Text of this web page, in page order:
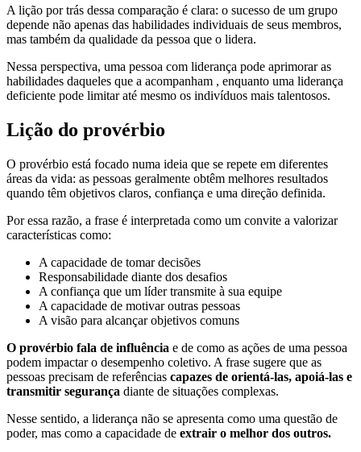
A lição por trás dessa comparação é clara: o sucesso de um grupo
depende não apenas das habilidades individuais de seus membros,
mas também da qualidade da pessoa que o lidera.
Nessa perspectiva, uma pessoa com liderança pode aprimorar as
habilidades daqueles que a acompanham , enquanto uma liderança
deficiente pode limitar até mesmo os indivíduos mais talentosos.
Lição do provérbio
O provérbio está focado numa ideia que se repete em diferentes
áreas da vida: as pessoas geralmente obtêm melhores resultados
quando têm objetivos claros, confiança e uma direção definida.
Por essa razão, a frase é interpretada como um convite a valorizar
características como:
A capacidade de tomar decisões
Responsabilidade diante dos desafios
A confiança que um líder transmite à sua equipe
A capacidade de motivar outras pessoas
A visão para alcançar objetivos comuns
O provérbio fala de influência e de como as ações de uma pessoa
podem impactar o desempenho coletivo. A frase sugere que as
pessoas precisam de referências capazes de orientá-las, apoiá-las e
transmitir segurança diante de situações complexas.
Nesse sentido, a liderança não se apresenta como uma questão de
poder, mas como a capacidade de extrair o melhor dos outros.